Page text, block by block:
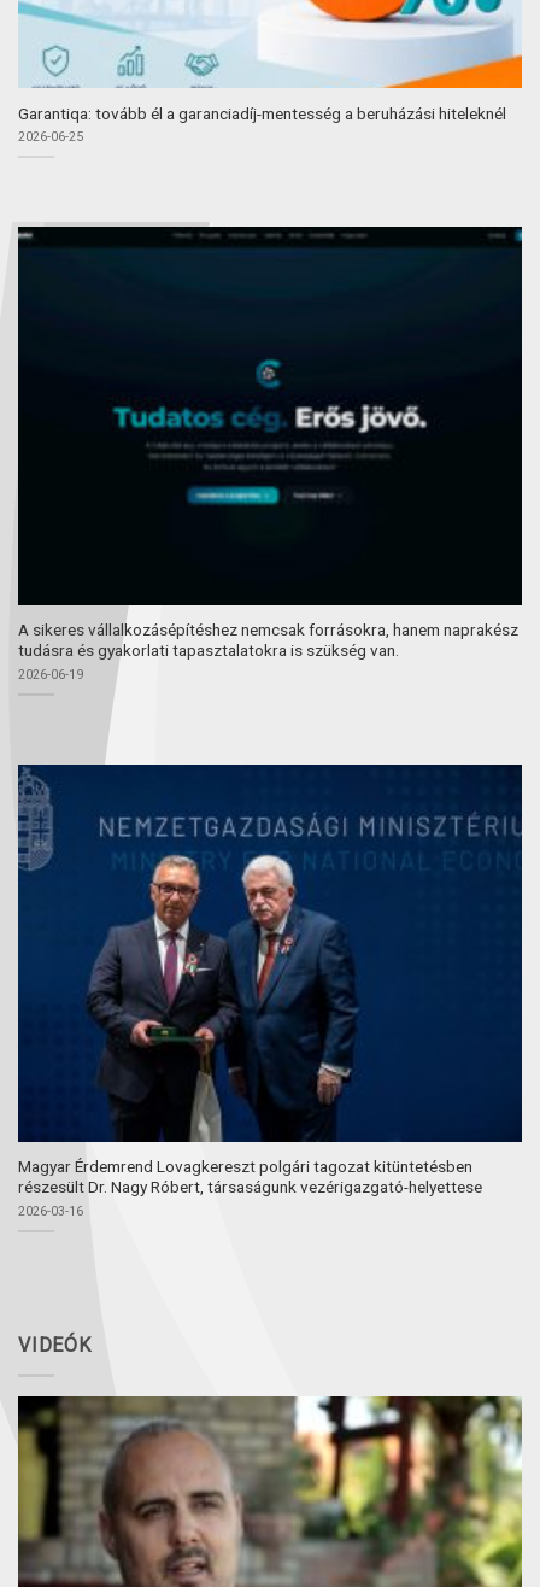
Garantiqa: tovább él a garanciadíj-mentesség a beruházási hiteleknél
2026-06-25
A sikeres vállalkozásépítéshez nemcsak forrásokra, hanem naprakész
tudásra és gyakorlati tapasztalatokra is szükség van.
2026-06-19
Magyar Érdemrend Lovagkereszt polgári tagozat kitüntetésben
részesült Dr. Nagy Róbert, társaságunk vezérigazgató-helyettese
2026-03-16
VIDEÓK